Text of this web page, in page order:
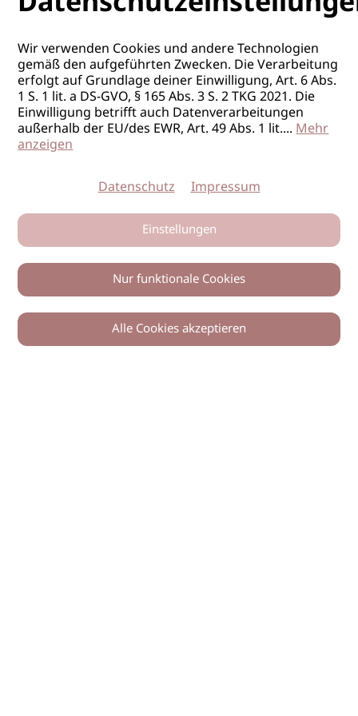
0
Wir verwenden Cookies und andere Technologien
gemäß den aufgeführten Zwecken. Die Verarbeitung
erfolgt auf Grundlage deiner Einwilligung, Art. 6 Abs.
1 S. 1 lit. a DS-GVO, § 165 Abs. 3 S. 2 TKG 2021. Die
Einwilligung betrifft auch Datenverarbeitungen
außerhalb der EU/des EWR, Art. 49 Abs. 1 lit....Mehr
anzeigen
Datenschutz Impressum
Einstellungen
Nur funktionale Cookies
Alle Cookies akzeptieren